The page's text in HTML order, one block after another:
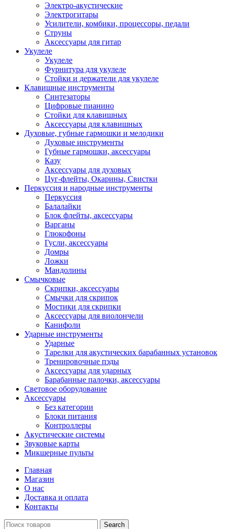
Электро-акустические
Электрогитары
Усилители, комбики, процессоры, педали
Струны
Аксессуары для гитар
Укулеле
Укулеле
Фурнитура для укулеле
Стойки и держатели для укулеле
Клавишные инструменты
Синтезаторы
Цифровые пианино
Стойки для клавишных
Аксессуары для клавишных
Духовые, губные гармошки и мелодики
Духовые инструменты
Губные гармошки, аксессуары
Казу
Аксессуары для духовых
Цуг-флейты, Окарины, Свистки
Перкуссия и народные инструменты
Перкуссия
Балалайки
Блок флейты, аксессуары
Варганы
Глюкофоны
Гусли, аксессуары
Домры
Ложки
Мандолины
Смычковые
Скрипки, аксессуары
Смычки для скрипок
Мостики для скрипки
Аксессуары для виолончели
Канифоли
Ударные инструменты
Ударные
Тарелки для акустических барабанных установок
Тренировочные пэды
Аксессуары для ударных
Барабанные палочки, аксессуары
Световое оборудование
Аксессуары
Без категории
Блоки питания
Контроллеры
Акустические системы
Звуковые карты
Микшерные пульты
Главная
Магазин
О нас
Доставка и оплата
Контакты
Search